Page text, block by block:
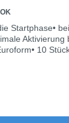
OK
Startphase•
Aktivierung
10
Gib